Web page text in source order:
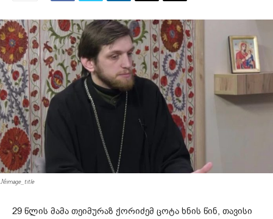
#image_title
29 წლის მამა თეიმურაზ ქორიძემ ცოტა ხნის წინ, თავისი